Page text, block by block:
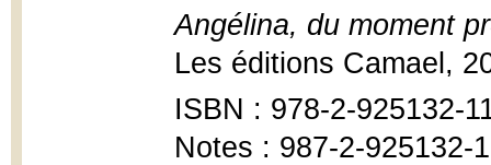
Angélina, du moment
Les éditions Camael,
ISBN : 978-2-925132-
Notes : 987-2-925132-